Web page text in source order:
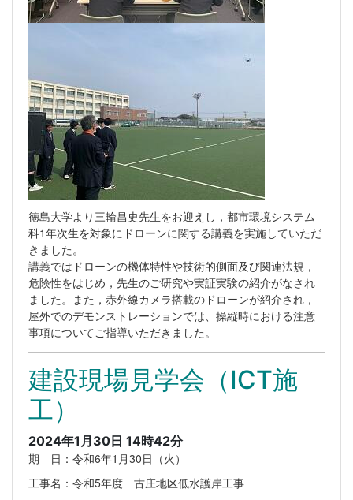
徳島大学より三輪昌史先生をお迎えし，都市環境システム
科1年次生を対象にドローンに関する講義を実施していただ
きました。
講義ではドローンの機体特性や技術的側面及び関連法規，
危険性をはじめ，先生のご研究や実証実験の紹介がなされ
ました。また，赤外線カメラ搭載のドローンが紹介され，
屋外でのデモンストレーションでは、操縦時における注意
事項についてご指導いただきました。
建設現場見学会（ICT施
工）
2024年1月30日 14時42分
期 日：令和6年1月30日（火）
工事名：令和5年度 古庄地区低水護岸工事